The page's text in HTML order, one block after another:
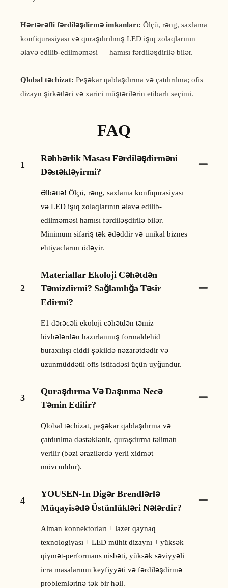
Hərtərəfli fərdiləşdirmə imkanları: Ölçü, rəng, saxlama
konfiqurasiyası və quraşdırılmış LED işıq zolaqlarının
əlavə edilib-edilməməsi — hamısı fərdiləşdirilə bilər.
Qlobal təchizat: Peşəkar qablaşdırma və çatdırılma; ofis
dizayn şirkətləri və xarici müştərilərin etibarlı seçimi.
FAQ
1
Rəhbərlik Masası Fərdiləşdirməni
Dəstəkləyirmi?
Əlbəttə! Ölçü, rəng, saxlama konfiqurasiyası
və LED işıq zolaqlarının əlavə edilib-
edilməməsi hamısı fərdiləşdirilə bilər.
Minimum sifariş tək ədəddir və unikal biznes
ehtiyaclarını ödəyir.
2
Materiallar Ekoloji Cəhətdən
Təmizdirmi? Sağlamlığa Təsir
Edirmi?
E1 dərəcəli ekoloji cəhətdən təmiz
lövhələrdən hazırlanmış formaldehid
buraxılışı ciddi şəkildə nəzarətdədir və
uzunmüddətli ofis istifadəsi üçün uyğundur.
3
Quraşdırma Və Daşınma Necə
Təmin Edilir?
Qlobal təchizat, peşəkar qablaşdırma və
çatdırılma dəstəklənir, quraşdırma təlimatı
verilir (bəzi ərazilərdə yerli xidmət
mövcuddur).
4
YOUSEN-In Digər Brendlərlə
Müqayisədə Üstünlükləri Nələrdir?
Alman konnektorları + lazer qaynaq
texnologiyası + LED mühit dizaynı + yüksək
qiymət-performans nisbəti, yüksək səviyyəli
icra masalarının keyfiyyəti və fərdiləşdirmə
problemlərinə tək bir həll.